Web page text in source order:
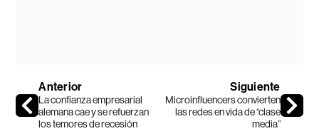
Anterior
La confianza empresarial
alemana cae y se refuerzan
los temores de recesión
Siguiente
Microinfluencers convierten
las redes en vida de “clase
media”